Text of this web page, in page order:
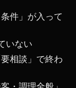
件」が入って
いない
相談」で終わ